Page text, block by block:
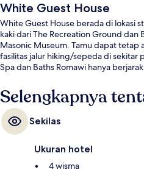
White Guest House
White Guest House berada di lokasi
kaki dari The Recreation Ground dan
Masonic Museum. Tamu dapat tetap
fasilitas jalur hiking/sepeda di sekitar
Spa dan Baths Romawi hanya
Selengkapnya
Sekilas
Ukuran hotel
4 wisma